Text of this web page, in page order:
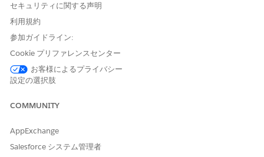
この記事で問題は解決されましたか?
セキュリティに関する声明
利用規約
参加ガイドライン:
Cookie プリファレンスセンター
お客様によるプライバシー
設定の選択肢
COMMUNITY
AppExchange
Salesforce システム管理者